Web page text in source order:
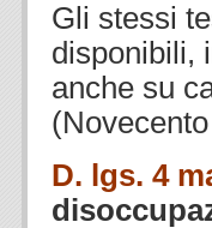
Gli stessi
disponibili,
anche su
D. lgs. 4